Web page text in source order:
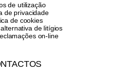
de utilização
de privacidade
de cookies
de litígios
on-line